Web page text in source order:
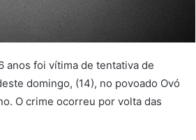
anos foi vítima de tentativa de
domingo, (14), no povoado Ovó
O crime ocorreu por volta das